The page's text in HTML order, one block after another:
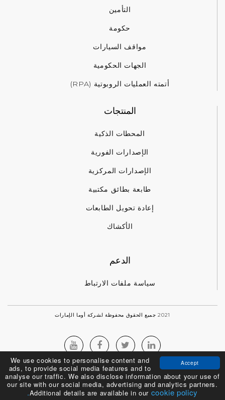
Accept
We use cookies to personalise content and
ads, to provide social media features and to
analyse our traffic. We also disclose information about your use of
our site with our social media, advertising and analytics partners.
Additional details are available in our cookie policy.
التأمين
حكومة
مواقف السيارات
الجهات الحكومية
أتمته العمليات الروبوتية (RPA)
المنتجات
المحطات الذكية
الإصدارات الفورية
الإصدارات المركزية
طابعة بطائق مكتبية
إعادة تحويل الطابعات
الأكشاك
الدعم
سياسة ملفات الارتباط
2021 جميع الحقوق محفوظة لشركة أوما الإمارات